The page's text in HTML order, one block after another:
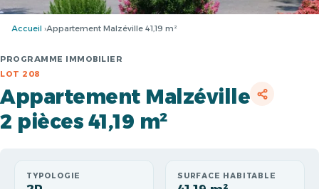
Accueil Appartement Malzéville 41,19 m²
PROGRAMME IMMOBILIER
LOT 208
Appartement Malzéville
2 pièces 41,19 m²
TYPOLOGIE SURFACE HABITABLE